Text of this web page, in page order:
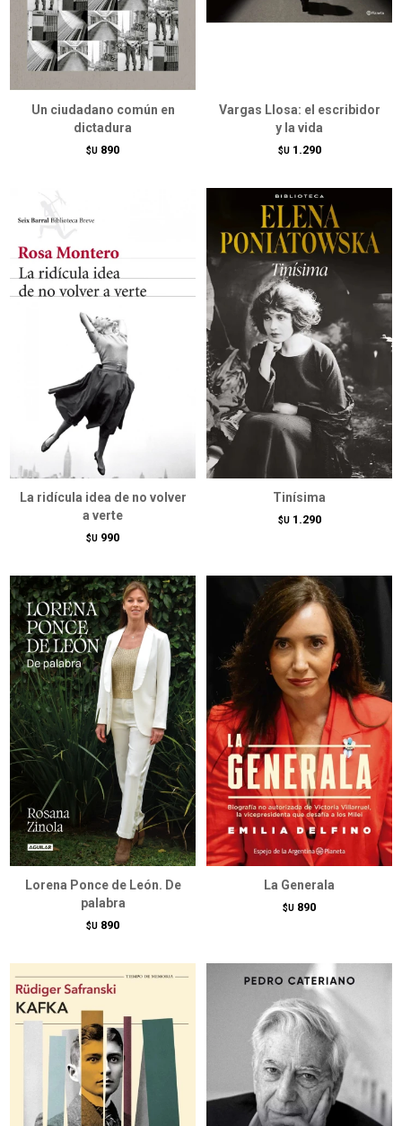
Un ciudadano común en
dictadura
$U 890
Vargas Llosa: el escribidor
y la vida
$U 1.290
La ridícula idea de no volver
a verte
$U 990
Tinísima
$U 1.290
Lorena Ponce de León. De
palabra
$U 890
La Generala
$U 890